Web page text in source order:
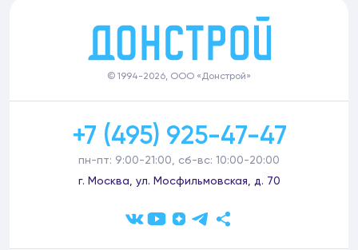
© 1994-2026, ООО «Донстрой»
+7 (495) 925-47-47
пн-пт: 9:00-21:00, сб-вс: 10:00-20:00
г. Москва, ул. Мосфильмовская, д. 70